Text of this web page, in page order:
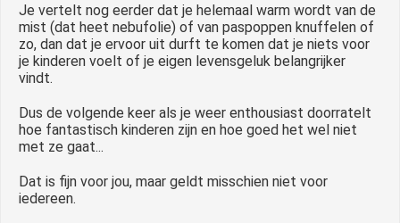
Je vertelt nog eerder dat je helemaal warm wordt van de
mist (dat heet nebufolie) of van paspoppen knuffelen of
zo, dan dat je ervoor uit durft te komen dat je niets voor
je kinderen voelt of je eigen levensgeluk belangrijker
vindt.
Dus de volgende keer als je weer enthousiast doorratelt
hoe fantastisch kinderen zijn en hoe goed het wel niet
met ze gaat...
Dat is fijn voor jou, maar geldt misschien niet voor
iedereen.